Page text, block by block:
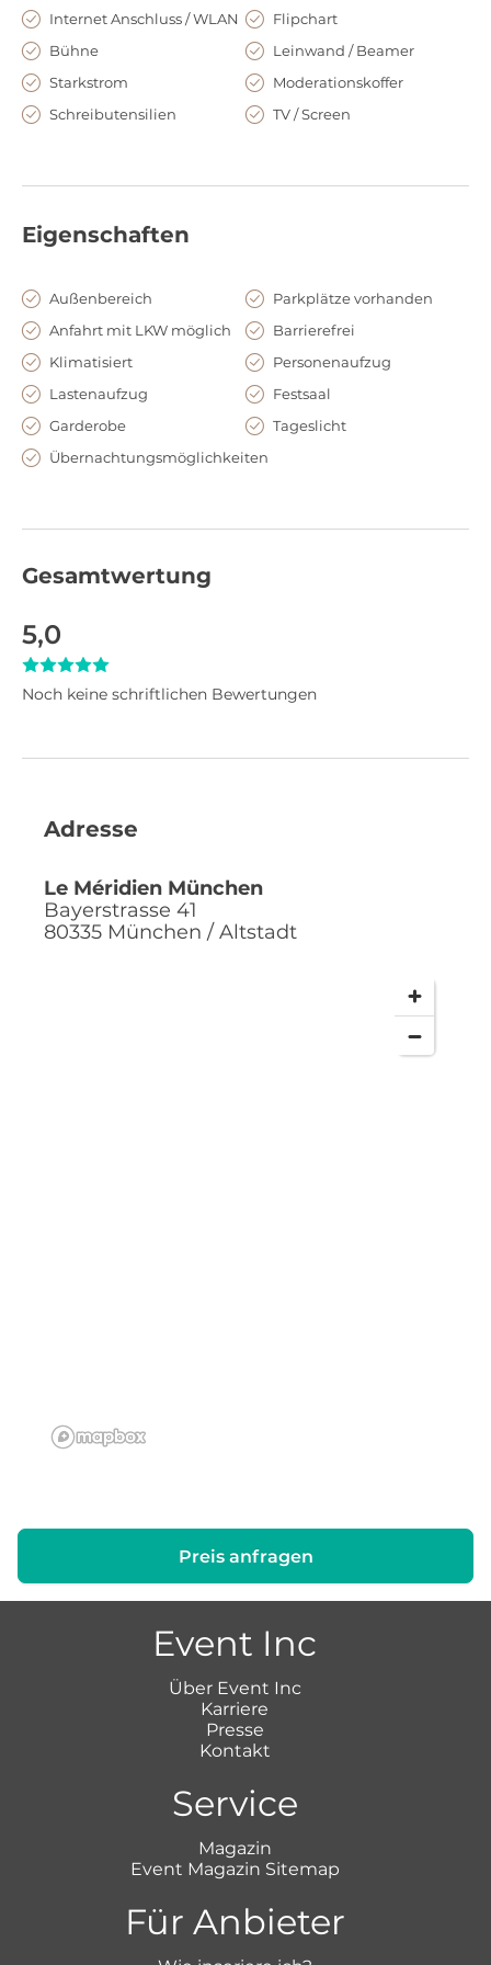
Méridien München plant gern Ihre Events in allen Formen
und Farben und weiß, womit sich Gäste, Geschäftspartner
oder Kollegen wohlfühlen.
Internet Anschluss / WLAN
Flipchart
Bühne
Leinwand / Beamer
Starkstrom
Moderationskoffer
Schreibutensilien
TV / Screen
Eigenschaften
Außenbereich
Parkplätze vorhanden
Anfahrt mit LKW möglich
Barrierefrei
Klimatisiert
Personenaufzug
Lastenaufzug
Festsaal
Garderobe
Tageslicht
Übernachtungsmöglichkeiten
Gesamtwertung
5,0
Noch keine schriftlichen Bewertungen
Adresse
Le Méridien München
Bayerstrasse 41
80335 München / Altstadt
Preis anfragen
Event Inc
Über Event Inc
Karriere
Presse
Kontakt
Service
Magazin
Event Magazin Sitemap
Für Anbieter